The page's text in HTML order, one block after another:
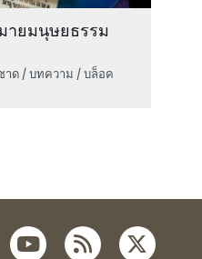
ายมนุษยธรรม
าด / บทความ / บล็อค
youtube
rss twitter